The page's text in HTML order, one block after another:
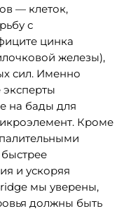
— клеток,
с
цинка
железы),
сил. Именно
эксперты
на бады для
Кроме
и ускоряя
мы уверены,
должны быть